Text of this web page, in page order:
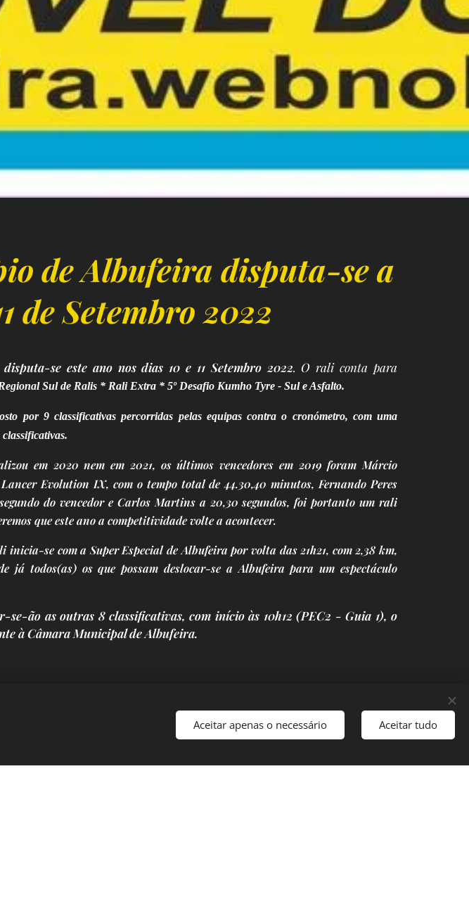
de Albufeira disputa-se a
de Setembro 2022
se este ano nos dias 10 e 11 Setembro 2022. O rali conta para
Sul de Ralis * Rali Extra * 5º Desafio Kumho Tyre - Sul e Asfalto.
por 9 classificativas percorridas pelas equipas contra o cronómetro, com uma
em 2020 nem em 2021, os últimos vencedores em 2019 foramMárcio
Evolution IX, com o tempo total de 44.30,40 minutos, Fernando Peres
do vencedor e Carlos Martins a 20,30 segundos, foi portanto um rali
que este ano a competitividade volte a acontecer.
inicia-se com a Super Especial de Albufeira por volta das 21h21, com 2,38 km,
já todos(as) os que possam deslocar-se a Albufeira para um espectáculo
se-ão as outras 8 classificativas, com início às 10h12 (PEC2 - Guia 1), o
à Câmara Municipal de Albufeira.
Aceitar apenas o necessário Aceitar tudo